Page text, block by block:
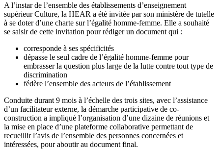
A l’instar de l’ensemble des établissements d’enseignement
supérieur Culture, la HEAR a été invitée par son ministère de tutelle
à se doter d’une charte sur l’égalité homme-femme. Elle a souhaité
se saisir de cette invitation pour rédiger un document qui :
corresponde à ses spécificités
dépasse le seul cadre de l’égalité homme-femme pour
embrasser la question plus large de la lutte contre tout type de
discrimination
fédère l’ensemble des acteurs de l’établissement
Conduite durant 9 mois à l’échelle des trois sites, avec l’assistance
d’un facilitateur externe, la démarche participative de co-
construction a impliqué l’organisation d’une dizaine de réunions et
la mise en place d’une plateforme collaborative permettant de
recueillir l’avis de l’ensemble des personnes concernées et
intéressées, pour aboutir au document final.